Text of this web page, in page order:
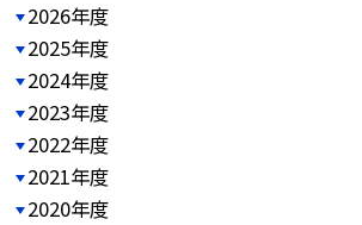
2026年度
2025年度
2024年度
2023年度
2022年度
2021年度
2020年度